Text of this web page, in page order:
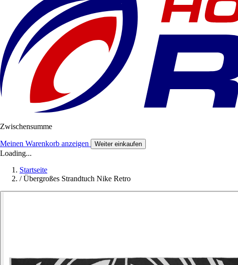
Zwischensumme
Meinen Warenkorb anzeigen Weiter einkaufen
Loading...
Startseite
/ Übergroßes Strandtuch Nike Retro